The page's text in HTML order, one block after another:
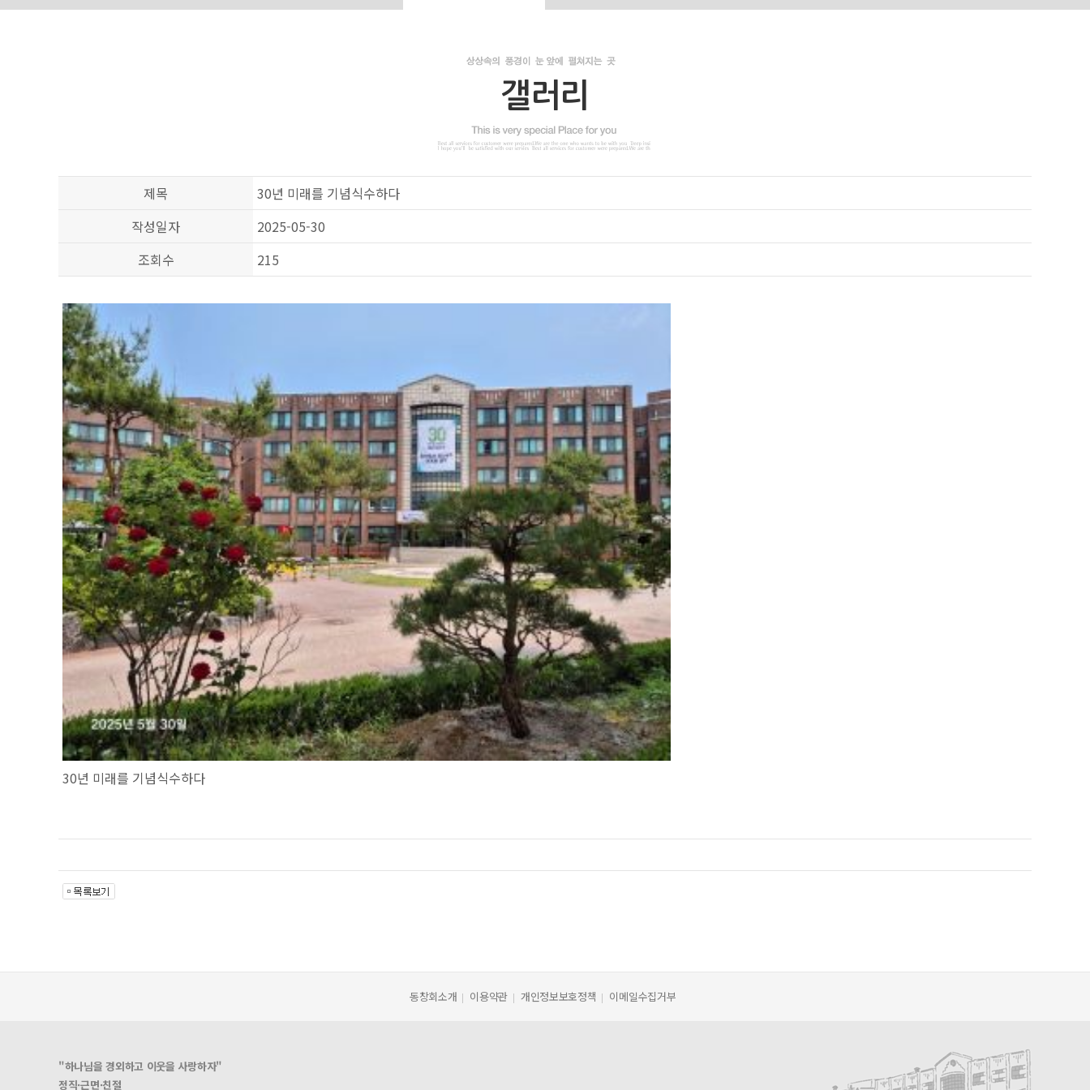
갤러리
제목
30년 미래를 기념식수하다
작성일자
2025-05-30
조회수
215
30년 미래를 기념식수하다
동창회소개 이용약관 개인정보보호정책 이메일수집거부
"하나님을 경외하고 이웃을 사랑하자"
정직·근면·친절